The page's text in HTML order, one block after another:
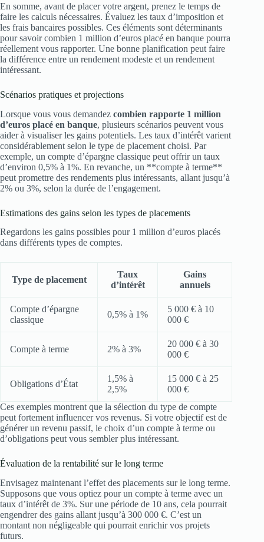
En somme, avant de placer votre argent, prenez le temps de
faire les calculs nécessaires. Évaluez les taux d’imposition et
les frais bancaires possibles. Ces éléments sont déterminants
pour savoir combien 1 million d’euros placé en banque pourra
réellement vous rapporter. Une bonne planification peut faire
la différence entre un rendement modeste et un rendement
intéressant.
Scénarios pratiques et projections
Lorsque vous vous demandez combien rapporte 1 million
d’euros placé en banque, plusieurs scénarios peuvent vous
aider à visualiser les gains potentiels. Les taux d’intérêt varient
considérablement selon le type de placement choisi. Par
exemple, un compte d’épargne classique peut offrir un taux
d’environ 0,5% à 1%. En revanche, un **compte à terme**
peut promettre des rendements plus intéressants, allant jusqu’à
2% ou 3%, selon la durée de l’engagement.
Estimations des gains selon les types de placements
Regardons les gains possibles pour 1 million d’euros placés
dans différents types de comptes.
Type de placement
Taux
d’intérêt
Gains
annuels
Compte d’épargne
classique
0,5% à 1%
5 000 € à 10
000 €
Compte à terme 2% à 3%
20 000 € à 30
000 €
Obligations d’État
1,5% à
2,5%
15 000 € à 25
000 €
Ces exemples montrent que la sélection du type de compte
peut fortement influencer vos revenus. Si votre objectif est de
générer un revenu passif, le choix d’un compte à terme ou
d’obligations peut vous sembler plus intéressant.
Évaluation de la rentabilité sur le long terme
Envisagez maintenant l’effet des placements sur le long terme.
Supposons que vous optiez pour un compte à terme avec un
taux d’intérêt de 3%. Sur une période de 10 ans, cela pourrait
engendrer des gains allant jusqu’à 300 000 €. C’est un
montant non négligeable qui pourrait enrichir vos projets
futurs.